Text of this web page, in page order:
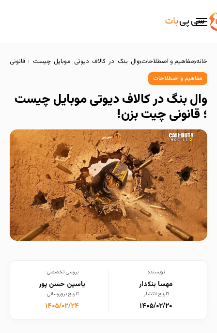
خانه مفاهیم و اصطلاحات وال بنگ در کالاف دیوتی موبایل چیست ؛ قانونی
چیت بزن!
مفاهیم و اصطلاحات
وال بنگ در کالاف دیوتی موبایل چیست
؛ قانونی چیت بزن!
نویسنده:
مهسا بنکدار
بررسی تخصصی:
یاسین حسن پور
تاریخ انتشار:
۱۴۰۵/۰۲/۲۰
تاریخ بروزرسانی:
۱۴۰۵/۰۲/۲۴